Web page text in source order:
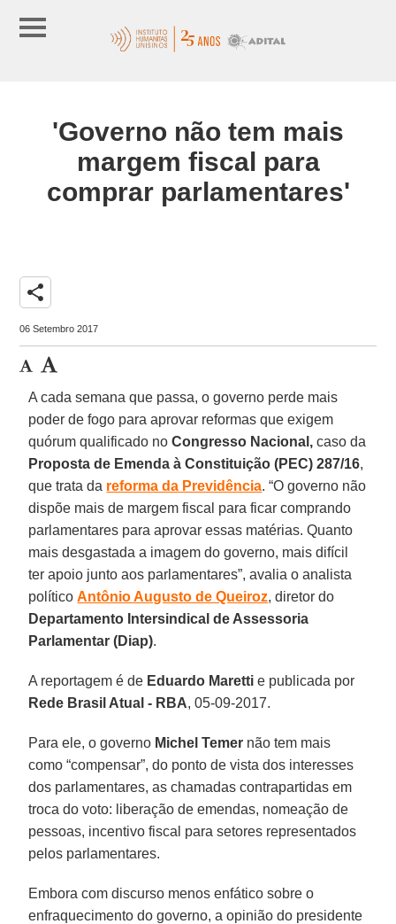
'Governo não tem mais
margem fiscal para
comprar parlamentares'
share
06 Setembro 2017
A cada semana que passa, o governo perde mais
poder de fogo para aprovar reformas que exigem
quórum qualificado noCongresso Nacional, caso da
Proposta de Emenda à Constituição (PEC) 287/16,
que trata da reforma da Previdência. “O governo não
dispõe mais de margem fiscal para ficar comprando
parlamentares para aprovar essas matérias. Quanto
mais desgastada a imagem do governo, mais difícil
ter apoio junto aos parlamentares”, avalia o analista
políticoAntônio Augusto de Queiroz, diretor do
Departamento Intersindical de Assessoria
Parlamentar (Diap).
A reportagem é de Eduardo Maretti e publicada por
Rede Brasil Atual - RBA, 05-09-2017.
Para ele, o governo Michel Temer não tem mais
como “compensar”, do ponto de vista dos interesses
dos parlamentares, as chamadas contrapartidas em
troca do voto: liberação de emendas, nomeação de
pessoas, incentivo fiscal para setores representados
pelos parlamentares.
Embora com discurso menos enfático sobre o
enfraquecimento do governo, a opinião do presidente